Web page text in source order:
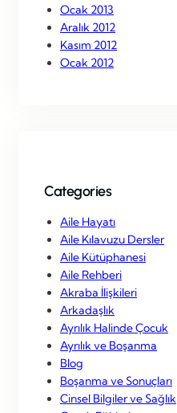
Ocak 2013
Aralık 2012
Kasım 2012
Ocak 2012
Categories
Aile Hayatı
Aile Kılavuzu Dersler
Aile Kütüphanesi
Aile Rehberi
Akraba İlişkileri
Arkadaşlık
Ayrılık Halinde Çocuk
Ayrılık ve Boşanma
Blog
Boşanma ve Sonuçları
Cinsel Bilgiler ve Sağlık